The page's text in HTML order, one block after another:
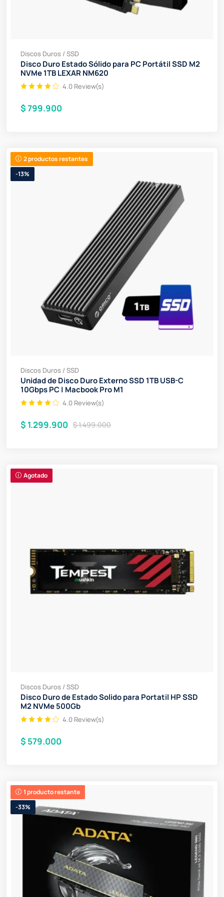
Discos Duros / SSD
Disco Duro Estado Sólido para PC Portátil SSD M2
NVMe 1TB LEXAR NM620
4.0 Review(s)
$ 799.900
2 productos restantes
-13%
Discos Duros / SSD
Unidad de Disco Duro Externo SSD 1TB USB-C
10Gbps PC | Macbook Pro M1
4.0 Review(s)
$ 1.299.900 $ 1.499.000
Agotado
Discos Duros / SSD
Disco Duro de Estado Solido para Portatil HP SSD
M2 NVMe 500Gb
4.0 Review(s)
$ 579.000
1 producto restante
-33%